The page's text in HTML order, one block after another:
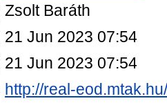
Zsolt Baráth
21 Jun 2023 07:54
21 Jun 2023 07:54
http://real-